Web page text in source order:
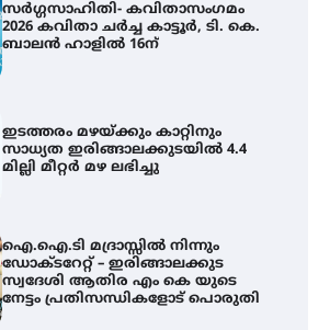
ഇടത്തരം മഴയ്ക്കും കാറ്റിനും
സാധ്യത ഇരിങ്ങാലക്കുടയിൽ 4.4
മില്ലി മീറ്റർ മഴ ലഭിച്ചു
ഐ.ഐ.ടി മദ്രാസ്സിൽ നിന്നും
ഡോക്ടറേറ്റ് – ഇരിങ്ങാലക്കുട
സ്വദേശി ആതിര എം കെ യുടെ
നേട്ടം പ്രതിസന്ധികളോട് പൊരുതി
ട്യുണീഷ്യൻ ചിത്രം ” ദി വോയിസ്
ഓഫ് ഹിന്ദ് റജബ് ” ഇരിങ്ങാലക്കുട
ഫിലിം സൊസൈറ്റി ആഗസ്റ്റ് 7
വെള്ളിയാഴ്ച സ്‌ക്രീൻ ചെയ്യുന്നു